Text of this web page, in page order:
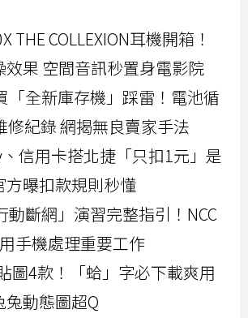
THE COLLEXION耳機開箱！
果 空間音訊秒置身電影院
「全新庫存機」踩雷！電池循
修紀錄 網揭無良賣家手法
信用卡搭北捷「只扣1元」是
方曝扣款規則秒懂
動斷網」演習完整指引！NCC
手機處理重要工作
圖4款！「蛤」字必下載爽用
動態圖超Q